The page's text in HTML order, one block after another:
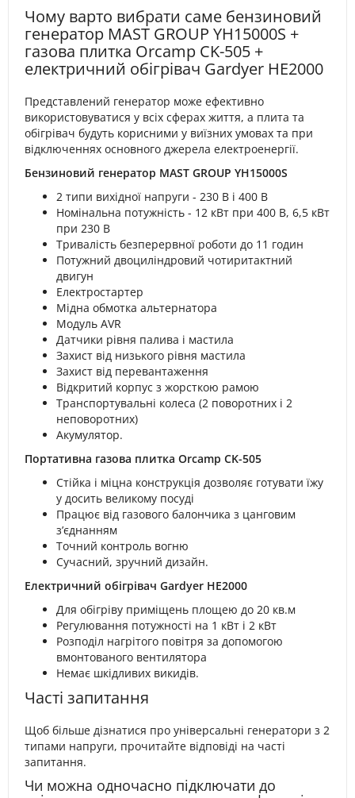
Чому варто вибрати саме бензиновий
генератор MAST GROUP YH15000S +
газова плитка Orcamp CK-505 +
електричний обігрівач Gardyer HE2000
Представлений генератор може ефективно
використовуватися у всіх сферах життя, а плита та
обігрівач будуть корисними у виїзних умовах та при
відключеннях основного джерела електроенергії.
Бензиновий генератор MAST GROUP YH15000S
2 типи вихідної напруги - 230 В і 400 В
Номінальна потужність - 12 кВт при 400 В, 6,5 кВт
при 230 В
Тривалість безперервної роботи до 11 годин
Потужний двоциліндровий чотиритактний
двигун
Електростартер
Мідна обмотка альтернатора
Модуль AVR
Датчики рівня палива і мастила
Захист від низького рівня мастила
Захист від перевантаження
Відкритий корпус з жорсткою рамою
Транспортувальні колеса (2 поворотних і 2
неповоротних)
Акумулятор.
Портативна газова плитка Orcamp CK-505
Стійка і міцна конструкція дозволяє готувати їжу
у досить великому посуді
Працює від газового балончика з цанговим
з’єднанням
Точний контроль вогню
Сучасний, зручний дизайн.
Електричний обігрівач Gardyer HE2000
Для обігріву приміщень площею до 20 кв.м
Регулювання потужності на 1 кВт і 2 кВт
Розподіл нагрітого повітря за допомогою
вмонтованого вентилятора
Немає шкідливих викидів.
Часті запитання
Щоб більше дізнатися про універсальні генератори з 2
типами напруги, прочитайте відповіді на часті
запитання.
Чи можна одночасно підключати до